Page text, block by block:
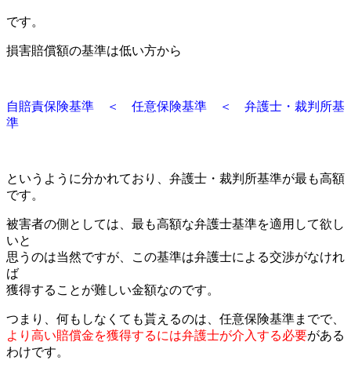
です。
損害賠償額の基準は低い方から
自賠責保険基準 ＜ 任意保険基準 ＜ 弁護士・裁判所基
準
というように分かれており、弁護士・裁判所基準が最も高額
です。
被害者の側としては、最も高額な弁護士基準を適用して欲し
いと
思うのは当然ですが、この基準は弁護士による交渉がなけれ
ば
獲得することが難しい金額なのです。
つまり、何もしなくても貰えるのは、任意保険基準までで、
より高い賠償金を獲得するには弁護士が介入する必要がある
わけです。